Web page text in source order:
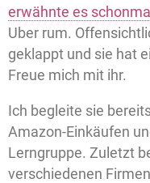
erwähnte es
Uber rum.
geklappt und sie hat
Freue mich mit ihr.
Ich begleite sie
Amazon-Einkäufen
Lerngruppe. Zuletzt
verschiedenen